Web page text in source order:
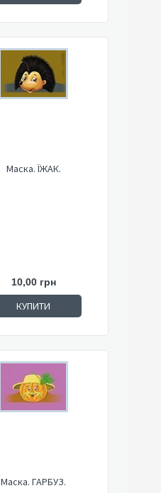
Маска. ЇЖАК.
10,00 грн
КУПИТИ
Маска. ГАРБУЗ.